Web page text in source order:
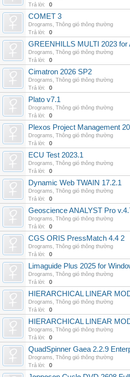
Trả lời:
0
COMET 3
Drograms Thông gió thông thường
Trả lời:
0
GREENHILLS MULTI 2023 for
Drograms Thông gió thông thường
Trả lời:
0
Cimatron 2026 SP2
Drograms Thông gió thông thường
Trả lời:
0
Plato v7.1
Drograms Thông gió thông thường
Trả lời:
0
Plexos Project Management
Drograms Thông gió thông thường
Trả lời:
0
ECU Test 2023.1
Drograms Thông gió thông thường
Trả lời:
0
Dynamic Web TWAIN 17.2.1
Drograms Thông gió thông thường
Trả lời:
0
Geoscience ANALYST Pro
Drograms Thông gió thông thường
Trả lời:
0
CGS ORIS PressMatch 4.4 2
Drograms Thông gió thông thường
Trả lời:
0
Limaguide Plus 2025 for
Drograms Thông gió thông thường
Trả lời:
0
HIERARCHICAL LINEAR
Drograms Thông gió thông thường
Trả lời:
0
HIERARCHICAL LINEAR
Drograms Thông gió thông thường
Trả lời:
0
QuadSpinner Gaea 2.2.9
Drograms Thông gió thông thường
Trả lời:
0